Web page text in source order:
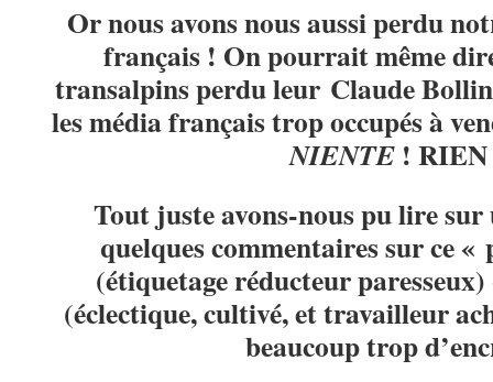
Or nous avons nous aussi perdu
français ! On pourrait même
transalpins perdu leur Claude
les média français trop occupés à
NIENTE!
Tout juste avons-nous pu lire
quelques commentaires sur ce
(étiquetage réducteur
(éclectique, cultivé, et travailleur
beaucoup trop